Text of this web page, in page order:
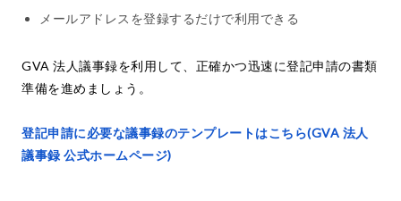
メールアドレスを登録するだけで利用できる
GVA 法人議事録を利用して、正確かつ迅速に登記申請の書類
準備を進めましょう。
登記申請に必要な議事録のテンプレートはこちら(GVA 法人
議事録 公式ホームページ)